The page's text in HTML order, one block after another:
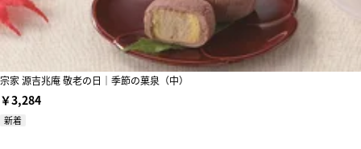
宗家 源吉兆庵 敬老の日｜季節の菓泉（中）
￥3,284
新着